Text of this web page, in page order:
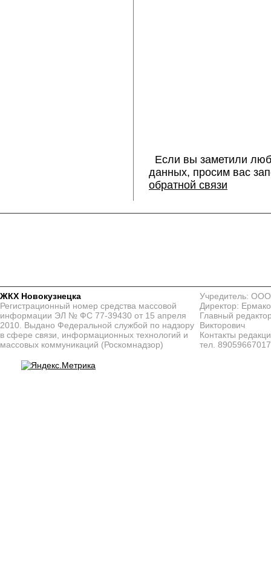
Если вы заметили
данных, просим вас
обратной связи
ЖКХ Новокузнецка
Регистрационный номер средства массовой
информации ЭЛ № ФС 77-39430 от 15 апреля
2010. Выдано Федеральной службой по надзору
в сфере связи, информационных технологий и
массовых коммуникаций (Роскомнадзор)
Учредитель:
Директор:
Главный
Викторович
Контакты
тел. 89059667017